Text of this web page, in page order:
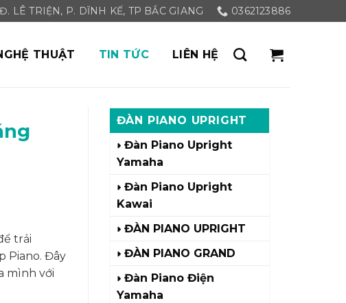
LÊ TRIỆN, P. DĨNH KẾ, TP BẮC GIANG 0362123886
THUẬT TIN TỨC LIÊN HỆ
trải
Piano. Đây
mình với
ĐÀN PIANO UPRIGHT
Đàn Piano Upright
Yamaha
Đàn Piano Upright
Kawai
ĐÀN PIANO UPRIGHT
ĐÀN PIANO GRAND
Đàn Piano Điện
Yamaha